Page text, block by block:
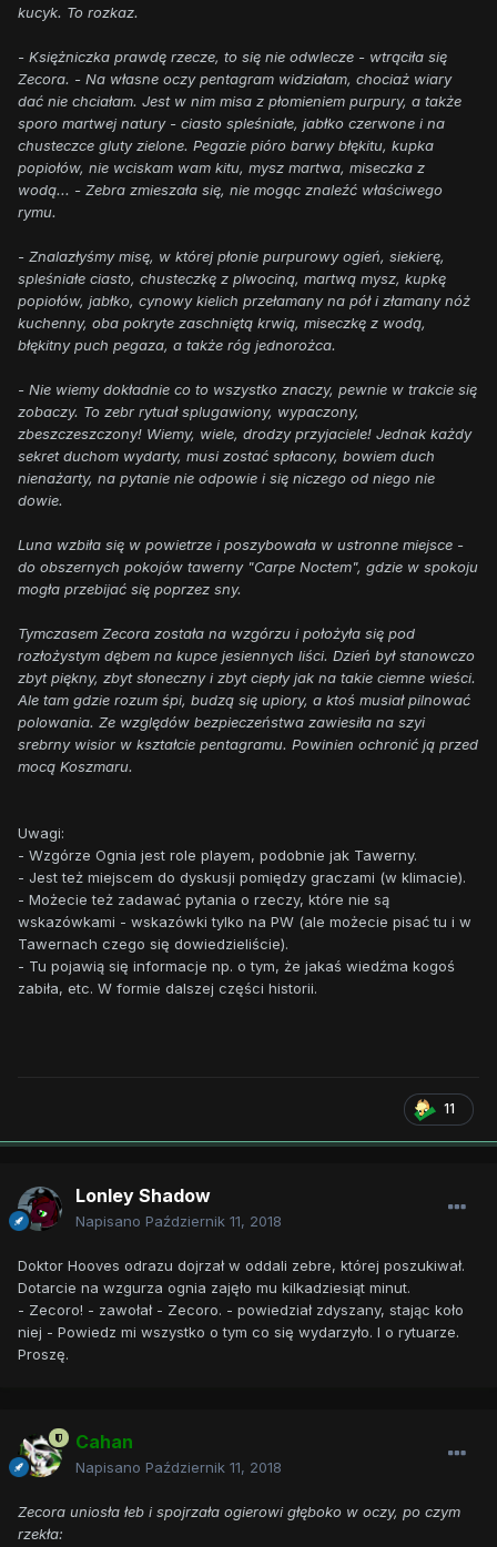
kucyk. To rozkaz.
- Księżniczka prawdę rzecze, to się nie odwlecze - wtrąciła się
Zecora. - Na własne oczy pentagram widziałam, chociaż wiary
dać nie chciałam. Jest w nim misa z płomieniem purpury, a także
sporo martwej natury - ciasto spleśniałe, jabłko czerwone i na
chusteczce gluty zielone. Pegazie pióro barwy błękitu, kupka
popiołów, nie wciskam wam kitu, mysz martwa, miseczka z
wodą... - Zebra zmieszała się, nie mogąc znaleźć właściwego
rymu.
- Znalazłyśmy misę, w której płonie purpurowy ogień, siekierę,
spleśniałe ciasto, chusteczkę z plwociną, martwą mysz, kupkę
popiołów, jabłko, cynowy kielich przełamany na pół i złamany nóż
kuchenny, oba pokryte zaschniętą krwią, miseczkę z wodą,
błękitny puch pegaza, a także róg jednorożca.
- Nie wiemy dokładnie co to wszystko znaczy, pewnie w trakcie się
zobaczy. To zebr rytuał splugawiony, wypaczony,
zbeszczeszczony! Wiemy, wiele, drodzy przyjaciele! Jednak każdy
sekret duchom wydarty, musi zostać spłacony, bowiem duch
nienażarty, na pytanie nie odpowie i się niczego od niego nie
dowie.
Luna wzbiła się w powietrze i poszybowała w ustronne miejsce -
do obszernych pokojów tawerny "Carpe Noctem", gdzie w spokoju
mogła przebijać się poprzez sny.
Tymczasem Zecora została na wzgórzu i położyła się pod
rozłożystym dębem na kupce jesiennych liści. Dzień był stanowczo
zbyt piękny, zbyt słoneczny i zbyt ciepły jak na takie ciemne wieści.
Ale tam gdzie rozum śpi, budzą się upiory, a ktoś musiał pilnować
polowania. Ze względów bezpieczeństwa zawiesiła na szyi
srebrny wisior w kształcie pentagramu. Powinien ochronić ją przed
mocą Koszmaru.
Uwagi:
- Wzgórze Ognia jest role playem, podobnie jak Tawerny.
- Jest też miejscem do dyskusji pomiędzy graczami (w klimacie).
- Możecie też zadawać pytania o rzeczy, które nie są
wskazówkami - wskazówki tylko na PW (ale możecie pisać tu i w
Tawernach czego się dowiedzieliście).
- Tu pojawią się informacje np. o tym, że jakaś wiedźma kogoś
zabiła, etc. W formie dalszej części historii.
11
Lonley Shadow
Napisano Październik 11, 2018
Doktor Hooves odrazu dojrzał w oddali zebre, której poszukiwał.
Dotarcie na wzgurza ognia zajęło mu kilkadziesiąt minut.
- Zecoro! - zawołał - Zecoro. - powiedział zdyszany, stając koło
niej - Powiedz mi wszystko o tym co się wydarzyło. I o rytuarze.
Proszę.
Cahan
Napisano Październik 11, 2018
Zecora uniosła łeb i spojrzała ogierowi głęboko w oczy, po czym
rzekła: